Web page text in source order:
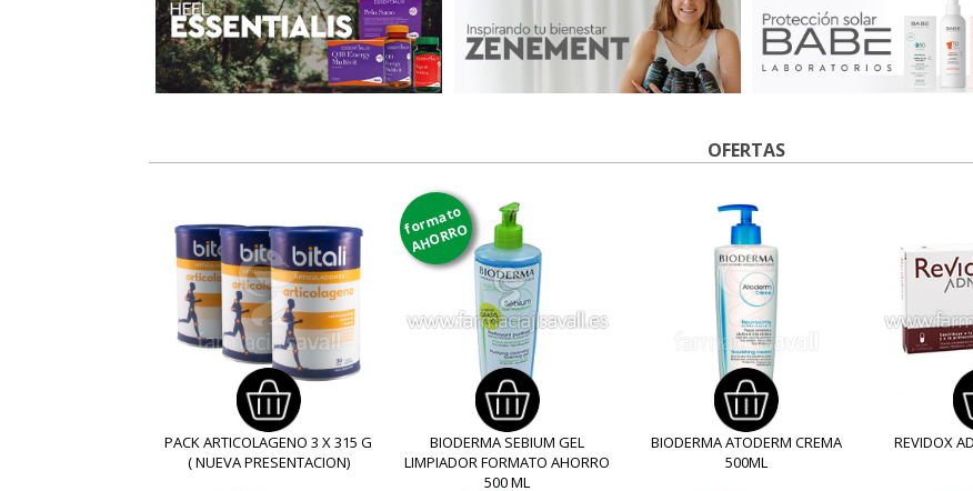
OFERTAS
PACK ARTICOLAGENO 3 X 315 G
( NUEVA PRESENTACION)
formato
AHORRO
BIODERMA SEBIUM GEL
LIMPIADOR FORMATO AHORRO
500 ML
BIODERMA ATODERM CREMA
500ML
REVIDOX